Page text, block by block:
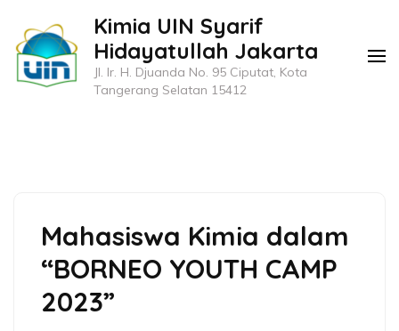
konten
(Tekan
Kimia UIN Syarif
Hidayatullah Jakarta
Jl. Ir. H. Djuanda No. 95 Ciputat, Kota
Tangerang Selatan 15412
Mahasiswa Kimia dalam
“BORNEO YOUTH CAMP
2023”